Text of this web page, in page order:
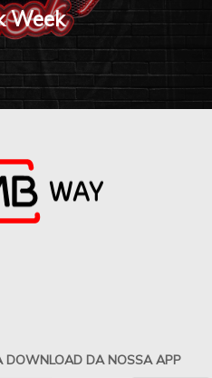
Week
DOWNLOAD DA NOSSA APP